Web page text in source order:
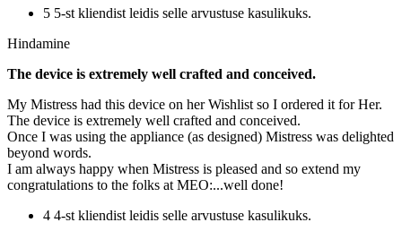
5 5-st kliendist leidis selle arvustuse kasulikuks.
Hindamine
The device is extremely well crafted and conceived.
My Mistress had this device on her Wishlist so I ordered it for Her.
The device is extremely well crafted and conceived.
Once I was using the appliance (as designed) Mistress was delighted
beyond words.
I am always happy when Mistress is pleased and so extend my
congratulations to the folks at MEO:...well done!
4 4-st kliendist leidis selle arvustuse kasulikuks.